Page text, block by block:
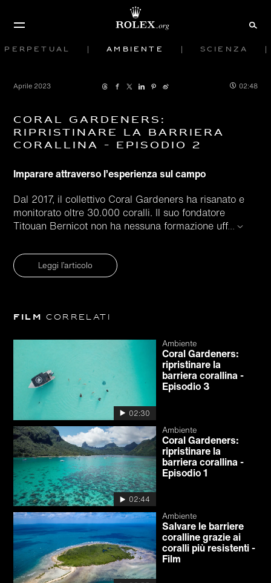
Perpetual Ambiente Scienza
Aprile 2023 02:48
Coral Gardeners:
Ripristinare la barriera
corallina - Episodio 2
Imparare attraverso l’esperienza sul campo
Dal 2017, il collettivo Coral Gardeners ha risanato e
monitorato oltre 30.000 coralli. Il suo fondatore
Titouan Bernicot non ha nessuna formazione uff...
Leggi l’articolo
Film correlati
02:30
Ambiente
Coral Gardeners:
ripristinare la
barriera corallina -
Episodio 3
02:44
Ambiente
Coral Gardeners:
ripristinare la
barriera corallina -
Episodio 1
Ambiente
Salvare le barriere
coralline grazie ai
coralli più resistenti -
Film